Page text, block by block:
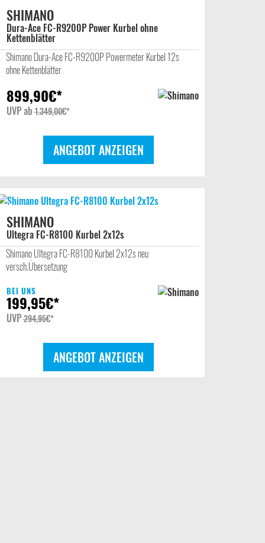
SHIMANO
Dura-Ace FC-R9200P Power Kurbel ohne
Kettenblätter
Shimano Dura-Ace FC-R9200P Powermeter Kurbel 12s
ohne Kettenblätter
899,90€*
UVPab 1.349,00€*
ANGEBOT ANZEIGEN
SHIMANO
Ultegra FC-R8100 Kurbel 2x12s
Shimano Ultegra FC-R8100 Kurbel 2x12s neu
versch.Übersetzung
BEI UNS
199,95€*
UVP294,95€*
ANGEBOT ANZEIGEN